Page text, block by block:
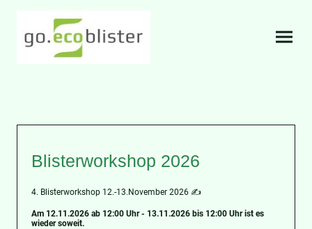
Blisterworkshop 2026
4. Blisterworkshop 12.-13.November 2026 ✍️
Am 12.11.2026 ab 12:00 Uhr - 13.11.2026 bis 12:00 Uhr ist es
wieder soweit.